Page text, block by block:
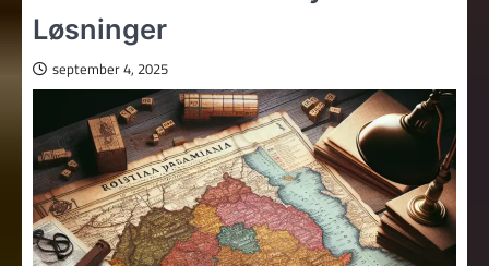
Løsninger
september 4, 2025